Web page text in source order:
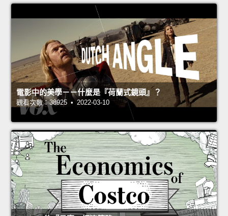
電影中的美學－－什麼是『荷蘭式鏡頭』？
觀看次數：38925 • 2022-03-10